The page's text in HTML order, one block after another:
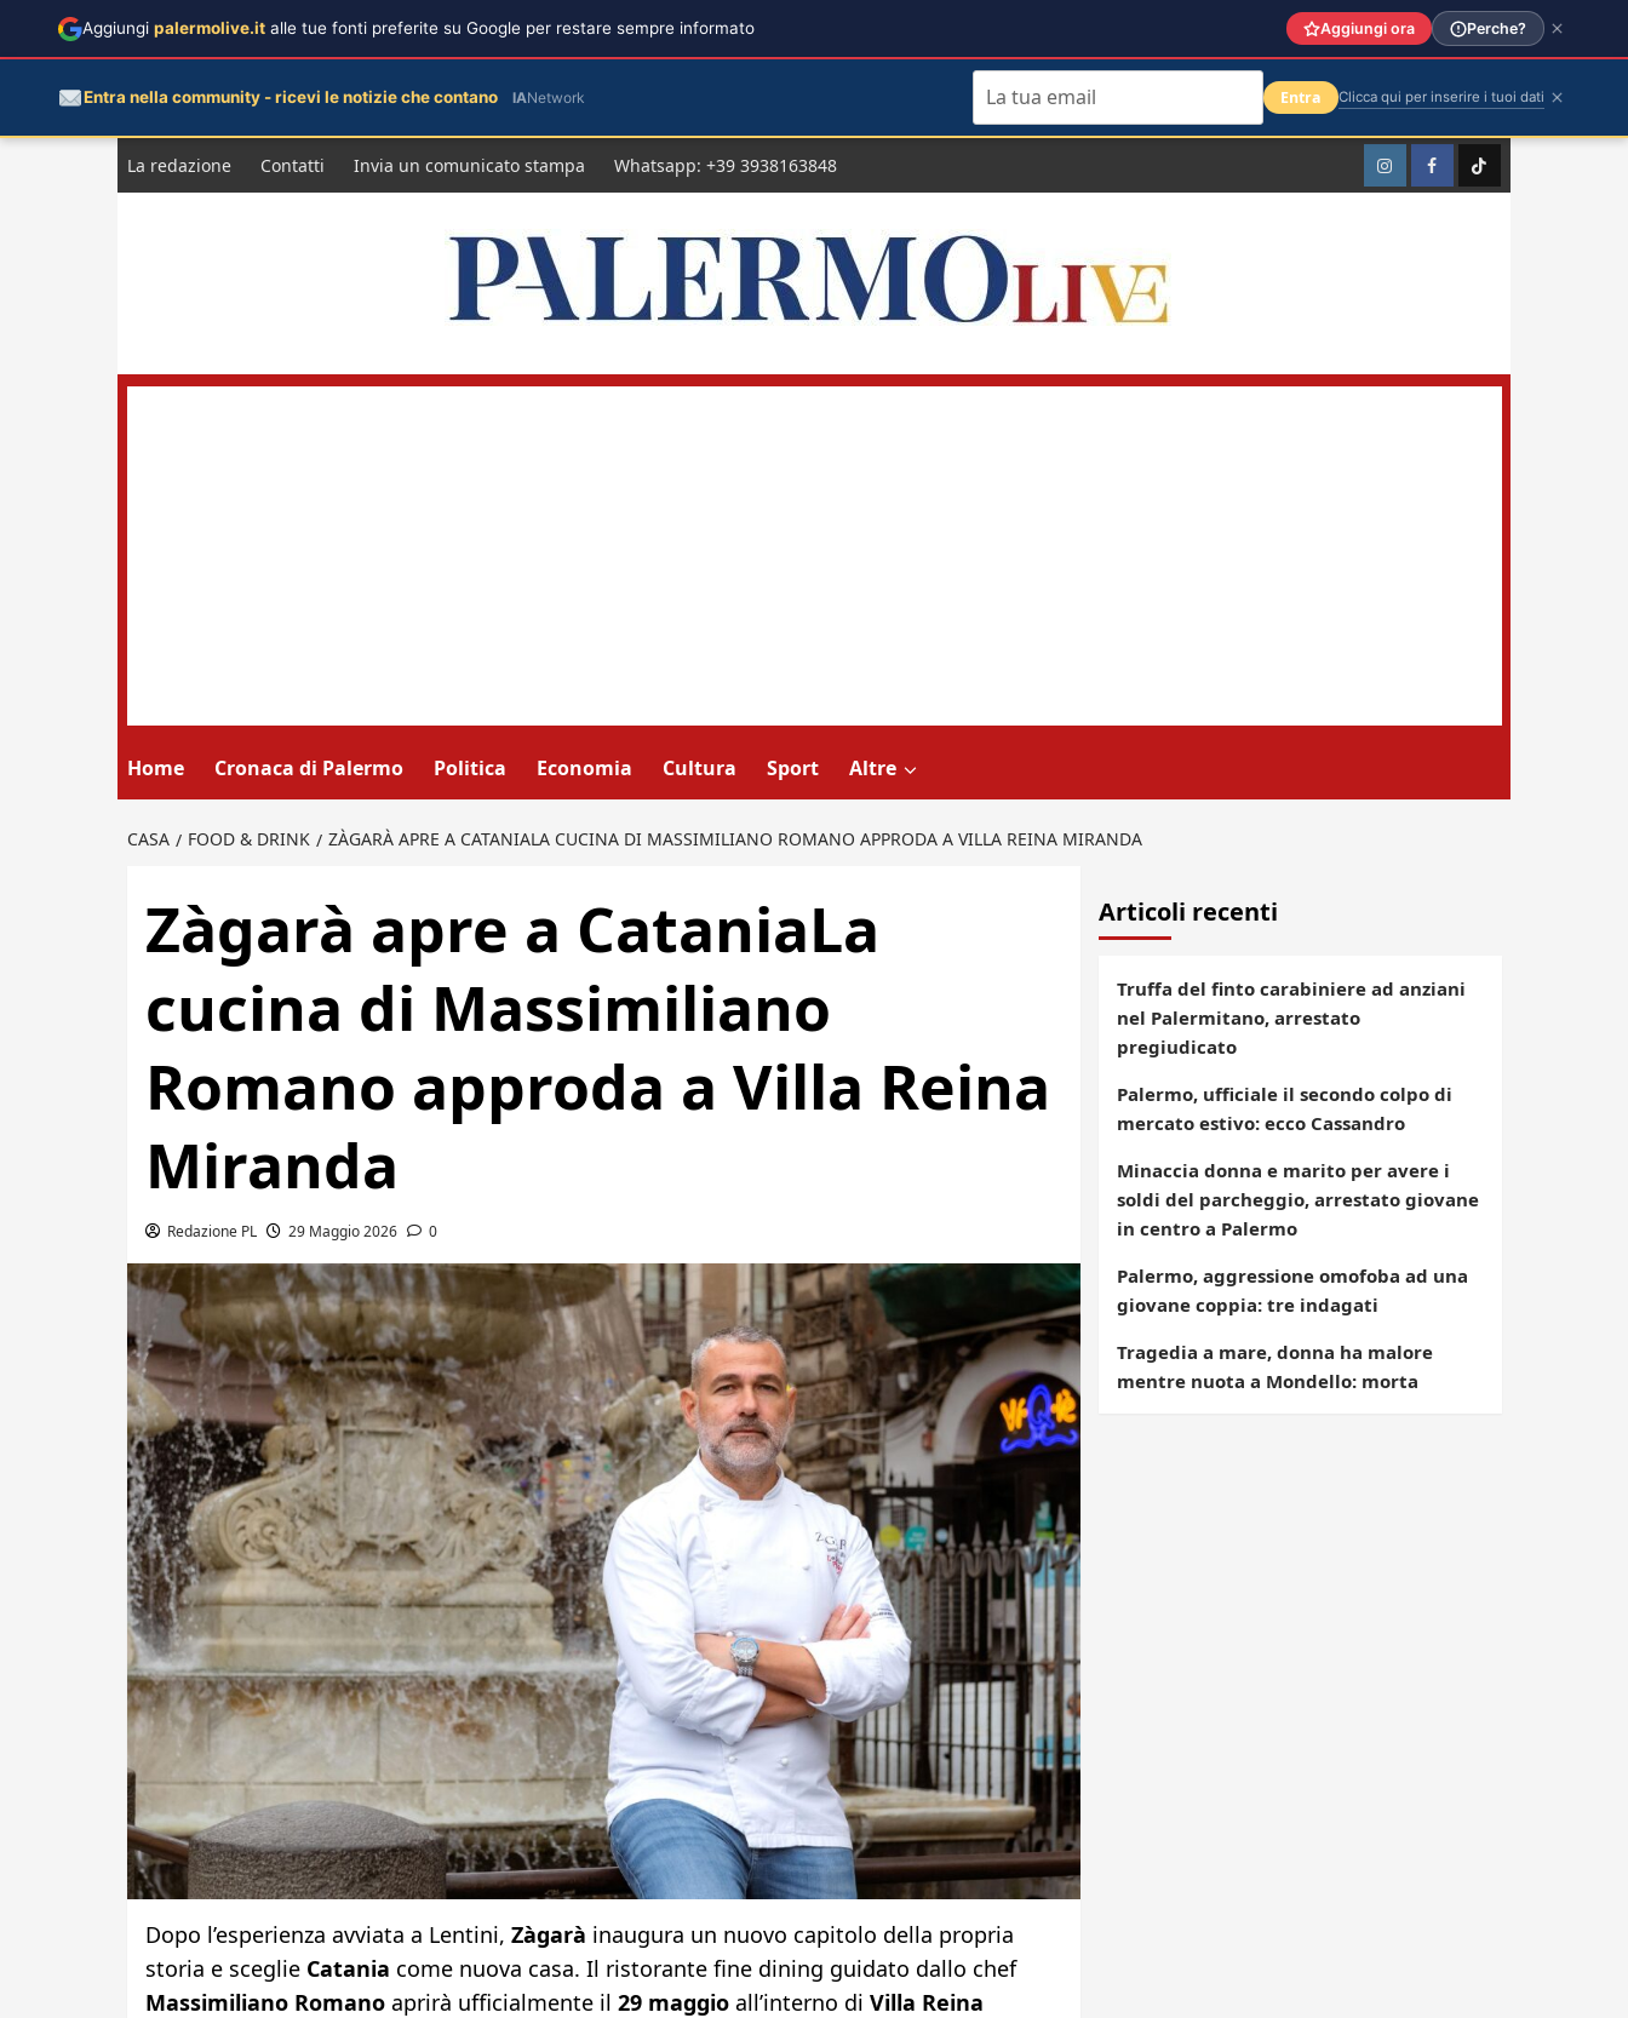
La redazione Contatti Invia un comunicato stampa Whatsapp: +39 3938163848 InstagramFacebookTikTok
Home Cronaca di Palermo Politica Economia Cultura Sport Altre
CASA FOOD & DRINK ZÀGARÀ APRE A CATANIALA CUCINA DI MASSIMILIANO ROMANO APPRODA A VILLA REINA MIRANDA
Zàgarà apre a CataniaLa
cucina di Massimiliano
Romano approda a Villa Reina
Miranda
Redazione PL 29 Maggio 2026 0
Dopo l’esperienza avviata a Lentini, Zàgarà inaugura un nuovo capitolo della propria
storia e sceglie Catania come nuova casa. Il ristorante fine dining guidato dallo chef
Massimiliano Romanoaprirà ufficialmente il 29 maggioall’interno di Villa Reina
Articoli recenti
Truffa del finto carabiniere ad anziani
nel Palermitano, arrestato
pregiudicato
Palermo, ufficiale il secondo colpo di
mercato estivo: ecco Cassandro
Minaccia donna e marito per avere i
soldi del parcheggio, arrestato giovane
in centro a Palermo
Palermo, aggressione omofoba ad una
giovane coppia: tre indagati
Tragedia a mare, donna ha malore
mentre nuota a Mondello: morta
Aggiungi palermolive.it alle tue fonti preferite su Google per restare sempre informato Aggiungi ora Perche?
Entra nella community - ricevi le notizie che contano IANetwork Entra Clicca qui per inserire i tuoi dati